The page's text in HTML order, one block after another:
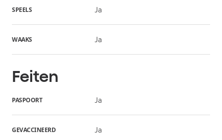
SPEELS Ja
WAAKS Ja
Feiten
PASPOORT Ja
GEVACCINEERD Ja